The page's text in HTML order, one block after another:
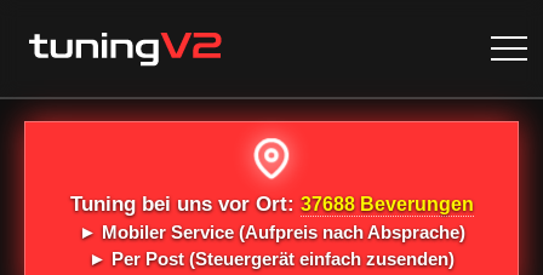
Tuning bei uns vor Ort: 37688 Beverungen
► Mobiler Service(Aufpreis nach Absprache)
►Per Post(Steuergerät einfach zusenden)